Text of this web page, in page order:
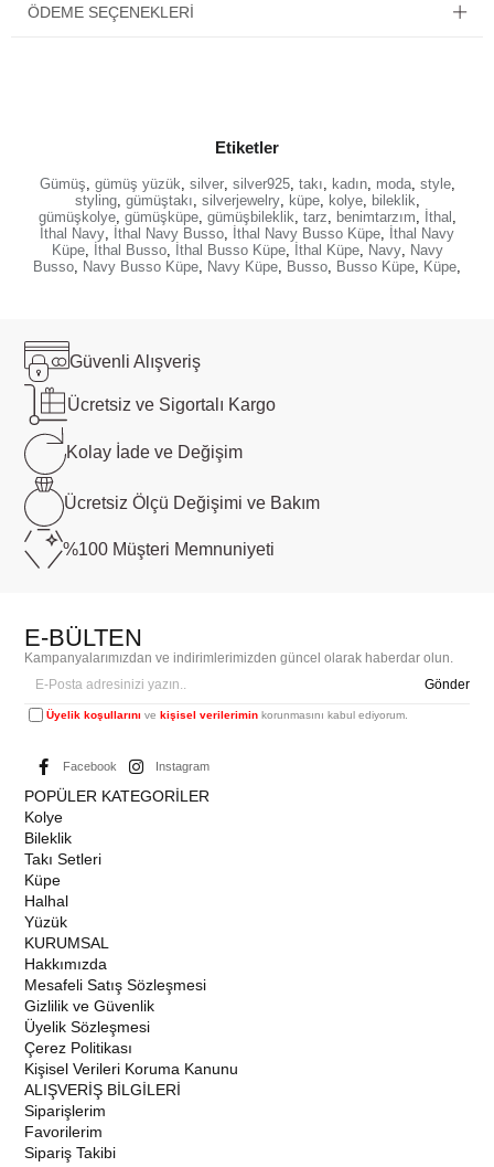
ÖDEME SEÇENEKLERI
Etiketler
Gümüş gümüş yüzük silver, silver925, takı kadın, moda, style,
styling, gümüştakı silverjewelry, küpe, kolye, bileklik
gümüşkolye, gümüşküpe, gümüşbileklik tarz benimtarzım İthal
İthal Navy
İthal Navy Busso İthal Navy Busso Küpe
İthal Navy
Küpe, İthal Busso, İthal Busso Küpe, İthal Küpe, Navy,
Navy
Busso
Navy Busso Küpe Navy Küpe Busso Busso Küpe Küpe
Güvenli Alışveriş
Ücretsiz ve Sigortalı Kargo
Kolay İade ve Değişim
Ücretsiz Ölçü Değişimi ve Bakım
%100 Müşteri Memnuniyeti
E-BÜLTEN
Kampanyalarımızdan ve indirimlerimizden güncel olarak haberdar olun.
Gönder
Üyelik koşullarını vekişisel verilerimin korunmasını kabul ediyorum.
Facebook Instagram
POPÜLER KATEGORİLER
Kolye
Bileklik
Takı Setleri
Küpe
Halhal
Yüzük
KURUMSAL
Hakkımızda
Mesafeli Satış Sözleşmesi
Gizlilik ve Güvenlik
Üyelik Sözleşmesi
Çerez Politikası
Kişisel Verileri Koruma Kanunu
ALIŞVERİŞ BİLGİLERİ
Siparişlerim
Favorilerim
Sipariş Takibi